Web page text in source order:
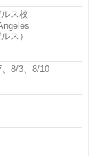
ス校
ス）
8/3、8/10